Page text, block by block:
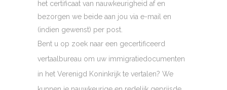
het certificaat van nauwkeurigheid af en
bezorgen we beide aan jou via e-mail en
(indien gewenst) per post.
Bent u op zoek naar een gecertificeerd
vertaalbureau om uw immigratiedocumenten
in het Verenigd Koninkrijk te vertalen? We